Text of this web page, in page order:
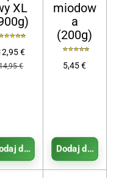
XL
€
€
do koszyka
miodow
a
(200g)
5,45 €
Dodaj do